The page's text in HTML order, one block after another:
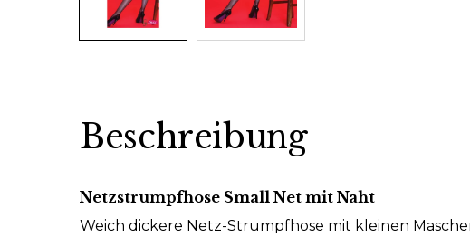
Beschreibung
Netzstrumpfhose Small Net mit Naht
Weich dickere Netz-Strumpfhose mit kleinen